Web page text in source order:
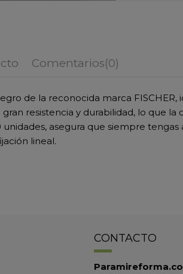
Comentarios(0)
de la reconocida marca
resistencia y durabilidad, lo que
asegura que siempre
lineal.
CONTACTO